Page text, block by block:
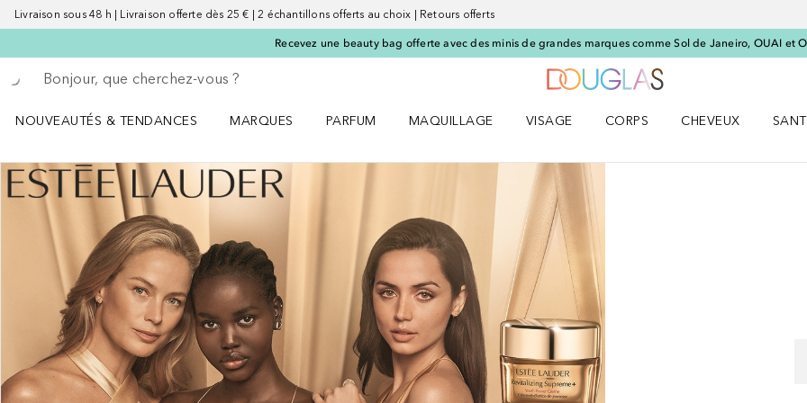
Livraison sous 48 h | Livraison offerte dès 25 € | 2 échantillons offerts au choix | Retours offerts
Recevez une beauty bag offerte avec des minis de grandes marques comme Sol de Janeiro, OUAI et
Retourner
Effectuer la recherche
NOUVEAUTÉS & TENDANCES
MARQUES
PARFUM
MAQUILLAGE
VISAGE
CORPS
CHEVEUX